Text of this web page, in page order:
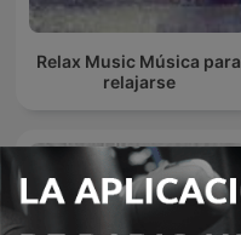
Relax Music Música para
relajarse